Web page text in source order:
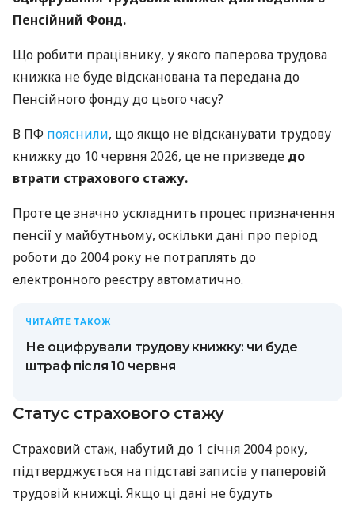
Пенсійний Фонд.
Що робити працівнику, у якого паперова трудова
книжка не буде відсканована та передана до
Пенсійного фонду до цього часу?
В ПФ пояснили, що якщо не відсканувати трудову
книжку до 10 червня 2026, це не призведе до
втрати страхового стажу.
Проте це значно ускладнить процес призначення
пенсії у майбутньому, оскільки дані про період
роботи до 2004 року не потраплять до
електронного реєстру автоматично.
ЧИТАЙТЕ ТАКОЖ
Не оцифрували трудову книжку: чи буде
штраф після 10 червня
Статус страхового стажу
Страховий стаж, набутий до 1 січня 2004 року,
підтверджується на підставі записів у паперовій
трудовій книжці. Якщо ці дані не будуть